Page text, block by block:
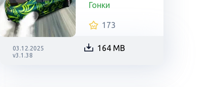
Гонки
173
03.12.2025
v3.1.38
164 MB